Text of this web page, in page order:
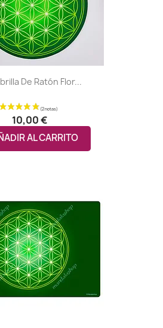
De Ratón Flor...
10,00 €
AL CARRITO